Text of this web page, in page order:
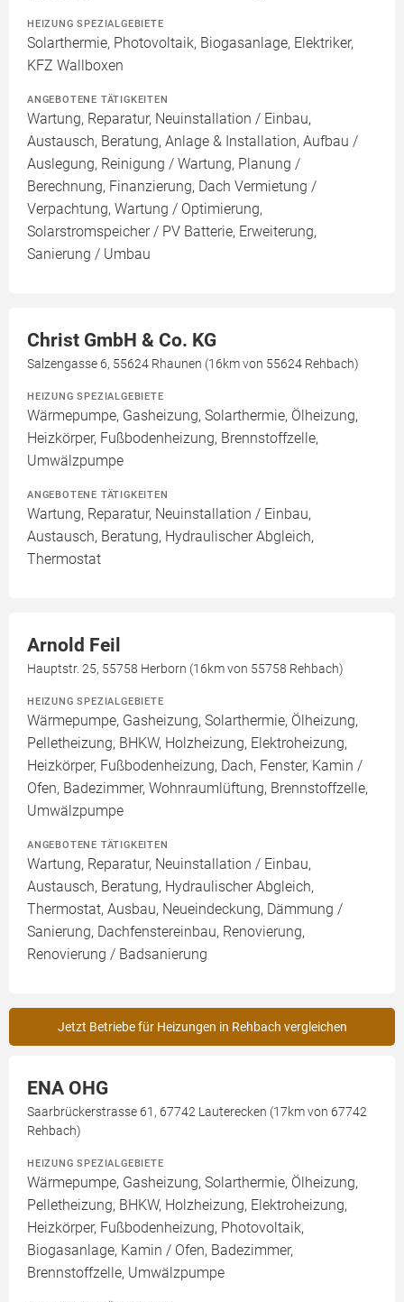
HEIZUNG SPEZIALGEBIETE
Solarthermie, Photovoltaik, Biogasanlage, Elektriker,
KFZ Wallboxen
ANGEBOTENE TÄTIGKEITEN
Wartung, Reparatur, Neuinstallation / Einbau,
Austausch, Beratung, Anlage & Installation, Aufbau /
Auslegung, Reinigung / Wartung, Planung /
Berechnung, Finanzierung, Dach Vermietung /
Verpachtung, Wartung / Optimierung,
Solarstromspeicher / PV Batterie, Erweiterung,
Sanierung / Umbau
Christ GmbH & Co. KG
Salzengasse 6, 55624 Rhaunen (16km von 55624 Rehbach)
HEIZUNG SPEZIALGEBIETE
Wärmepumpe, Gasheizung, Solarthermie, Ölheizung,
Heizkörper, Fußbodenheizung, Brennstoffzelle,
Umwälzpumpe
ANGEBOTENE TÄTIGKEITEN
Wartung, Reparatur, Neuinstallation / Einbau,
Austausch, Beratung, Hydraulischer Abgleich,
Thermostat
Arnold Feil
Hauptstr. 25, 55758 Herborn (16km von 55758 Rehbach)
HEIZUNG SPEZIALGEBIETE
Wärmepumpe, Gasheizung, Solarthermie, Ölheizung,
Pelletheizung, BHKW, Holzheizung, Elektroheizung,
Heizkörper, Fußbodenheizung, Dach, Fenster, Kamin /
Ofen, Badezimmer, Wohnraumlüftung, Brennstoffzelle,
Umwälzpumpe
ANGEBOTENE TÄTIGKEITEN
Wartung, Reparatur, Neuinstallation / Einbau,
Austausch, Beratung, Hydraulischer Abgleich,
Thermostat, Ausbau, Neueindeckung, Dämmung /
Sanierung, Dachfenstereinbau, Renovierung,
Renovierung / Badsanierung
Jetzt Betriebe für Heizungen in Rehbach vergleichen
ENA OHG
Saarbrückerstrasse 61, 67742 Lauterecken (17km von 67742
Rehbach)
HEIZUNG SPEZIALGEBIETE
Wärmepumpe, Gasheizung, Solarthermie, Ölheizung,
Pelletheizung, BHKW, Holzheizung, Elektroheizung,
Heizkörper, Fußbodenheizung, Photovoltaik,
Biogasanlage, Kamin / Ofen, Badezimmer,
Brennstoffzelle, Umwälzpumpe